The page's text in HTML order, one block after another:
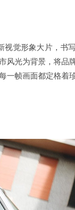
觉形象大片，书
光为背景，将品
帧画面都定格着